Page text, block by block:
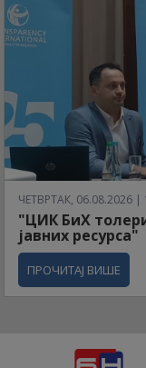
ЧЕТВРТАК, 06.08.2026 |
"ЦИК БиХ
јавних ресурса"
ПРОЧИТАЈ ВИШЕ